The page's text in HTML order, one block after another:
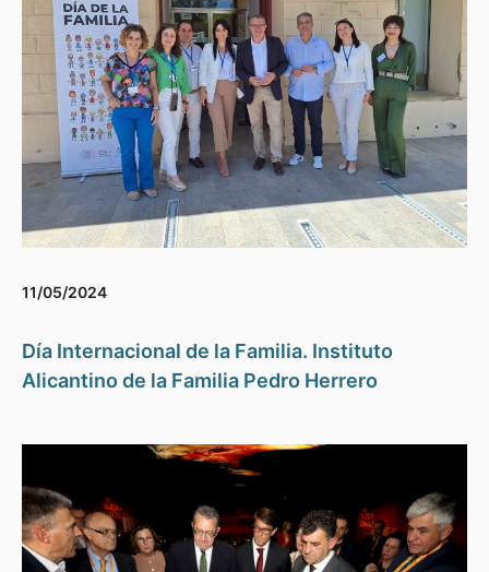
11/05/2024
Día Internacional de la Familia. Instituto
Alicantino de la Familia Pedro Herrero